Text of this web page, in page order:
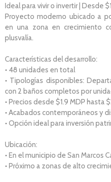
Ideal para vivir o invertir | Desde
Proyecto moderno ubicado a
en una zona en crecimiento
plusvalía.
Características del desarrollo:
• 48 unidades en total
• Tipologías disponibles:
con 2 baños completos por
• Precios desde $1.9 MDP hasta
• Acabados contemporáneos y
• Opción ideal para inversión
Ubicación:
• En el municipio de San Marcos
• Próximo a zonas de alto